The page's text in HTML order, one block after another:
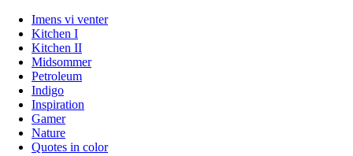
Imens vi venter
Kitchen I
Kitchen II
Midsommer
Petroleum
Indigo
Inspiration
Gamer
Nature
Quotes in color